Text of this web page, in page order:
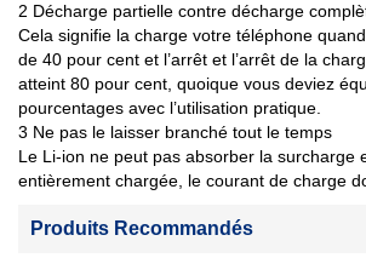
2 Décharge partielle contre décharge
Cela signifie la charge votre téléphone
de 40 pour cent et l’arrêt et l’arrêt de la
atteint 80 pour cent, quoique vous deviez
pourcentages avec l’utilisation pratique.
3 Ne pas le laisser branché tout le temps
Le Li-ion ne peut pas absorber la surcharge
entièrement chargée, le courant de charge
Produits Recommandés